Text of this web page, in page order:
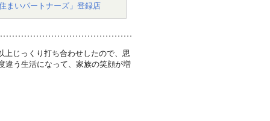
まいパートナーズ」登録店
上じっくり打ち合わせしたので、思
違う生活になって、家族の笑顔が増